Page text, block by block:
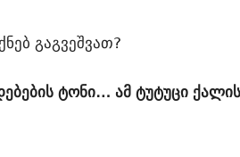
გაგვეშვათ?
ტონი… ამ ტუტუცი